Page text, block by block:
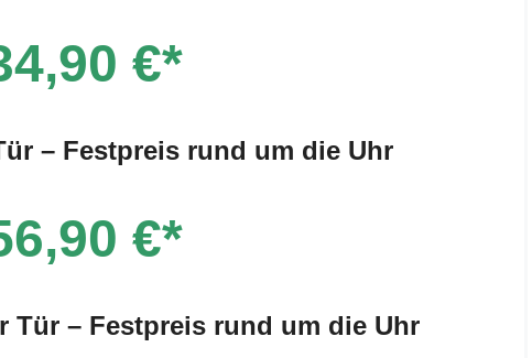
€*
– Festpreis rund um die Uhr
€*
Tür – Festpreis rund um die Uhr